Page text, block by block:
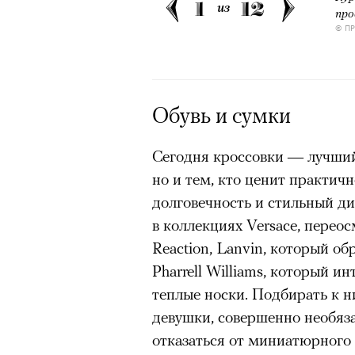
1 из 12
©
Обувь и сумки
Сегодня кроссовки —
но и тем, кто ценит
долговечность и стильный
в коллекциях Versace,
Reaction, Lanvin, который
Pharrell Williams, который
теплые носки. Подбирать к
девушки, совершенно
отказаться от